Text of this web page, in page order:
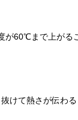
が60℃まで上がる
けて熱さが伝わ